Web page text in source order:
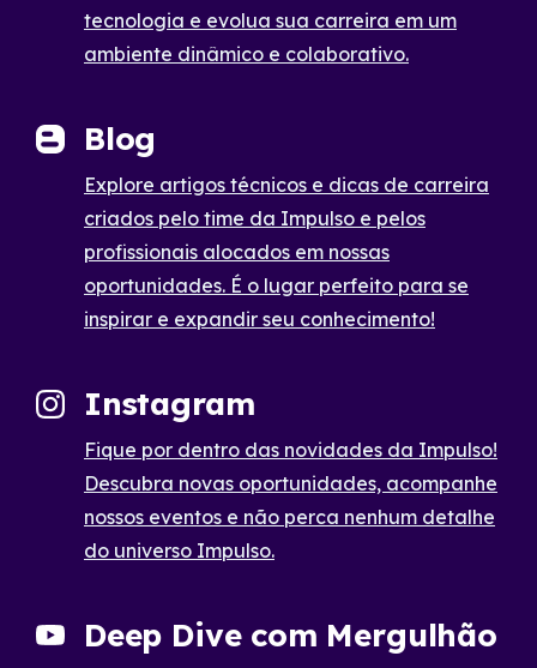
tecnologia e evolua sua carreira em um
ambiente dinâmico e colaborativo.
Blog
Explore artigos técnicos e dicas de carreira
criados pelo time da Impulso e pelos
profissionais alocados em nossas
oportunidades. É o lugar perfeito para se
inspirar e expandir seu conhecimento!
Instagram
Fique por dentro das novidades da Impulso!
Descubra novas oportunidades, acompanhe
nossos eventos e não perca nenhum detalhe
do universo Impulso.
Deep Dive com Mergulhão